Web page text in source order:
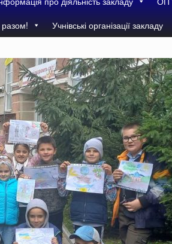
разом! Учнівські організації закладу